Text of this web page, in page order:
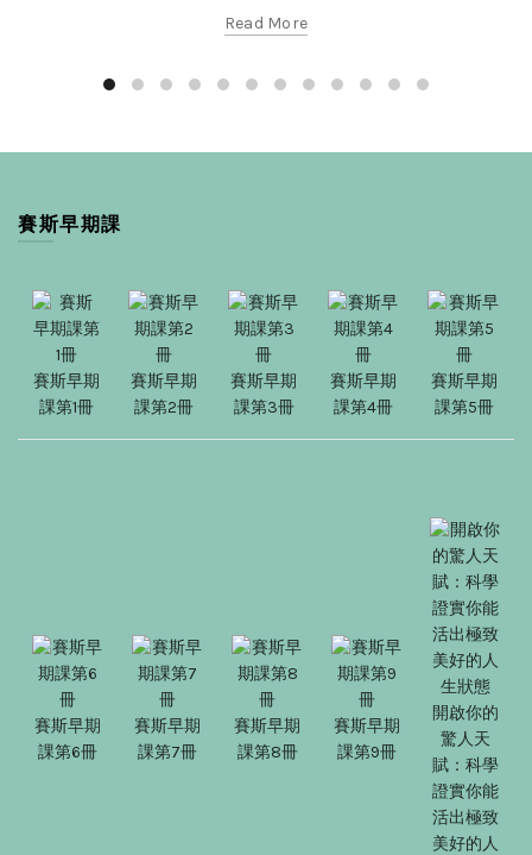
Read More
賽斯早期課
賽斯早期
課第1冊
賽斯早期
課第2冊
賽斯早期
課第3冊
賽斯早期
課第4冊
賽斯早期
課第5冊
賽斯早期
課第6冊
賽斯早期
課第7冊
賽斯早期
課第8冊
賽斯早期
課第9冊
開啟你的
驚人天
賦：科學
證實你能
活出極致
美好的人